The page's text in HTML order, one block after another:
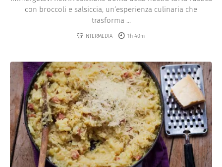
con broccoli e salsiccia, un’esperienza culinaria che
trasforma ...
INTERMEDIA 1h 40m